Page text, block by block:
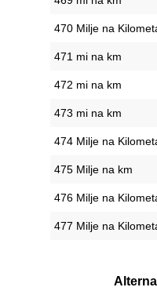
470 Milje na
471 mi na km
472 mi na km
473 mi na km
474 Milje na
475 Milje na km
476 Milje na
477 Milje na